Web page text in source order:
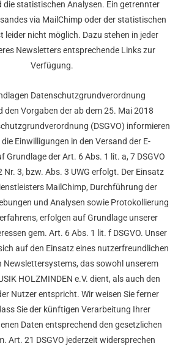
die statistischen Analysen. Ein getrennter
via MailChimp oder der statistischen
leider nicht möglich. Dazu stehen in jeder
Newsletters entsprechende Links zur
Verfügung.
Datenschutzgrundverordnung
den Vorgaben der ab dem 25. Mai 2018
(DSGVO) informieren
Einwilligungen in den Versand der E-
Grundlage der Art. 6 Abs. 1 lit. a, 7 DSGVO
Nr. 3, bzw. Abs. 3 UWG erfolgt. Der Einsatz
MailChimp, Durchführung der
und Analysen sowie Protokollierung
erfolgen auf Grundlage unserer
gem. Art. 6 Abs. 1 lit. f DSGVO. Unser
auf den Einsatz eines nutzerfreundlichen
Newslettersystems, das sowohl unserem
HOLZMINDEN e.V. dient, als auch den
Nutzer entspricht. Wir weisen Sie ferner
Sie der künftigen Verarbeitung Ihrer
Daten entsprechend den gesetzlichen
Art. 21 DSGVO jederzeit widersprechen